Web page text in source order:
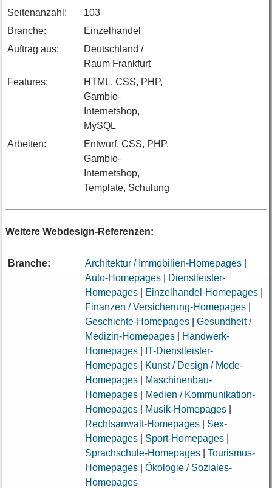
Seitenanzahl:
103
Branche:
Einzelhandel
Auftrag aus:
Deutschland /
Raum Frankfurt
Features:
HTML, CSS, PHP,
Gambio-
Internetshop,
MySQL
Arbeiten:
Entwurf, CSS, PHP,
Gambio-
Internetshop,
Template, Schulung
Weitere Webdesign-Referenzen:
Branche: Architektur / Immobilien-Homepages|
Auto-Homepages|
Dienstleister-
Homepages| Einzelhandel-Homepages|
Finanzen / Versicherung-Homepages|
Geschichte-Homepages| Gesundheit /
Medizin-Homepages|
Handwerk-
Homepages|
IT-Dienstleister-
Homepages|
Kunst / Design / Mode-
Homepages|
Maschinenbau-
Homepages|
Medien / Kommunikation-
Homepages| Musik-Homepages|
Rechtsanwalt-Homepages| Sex-
Homepages| Sport-Homepages|
Sprachschule-Homepages| Tourismus-
Homepages| Ökologie / Soziales-
Homepages